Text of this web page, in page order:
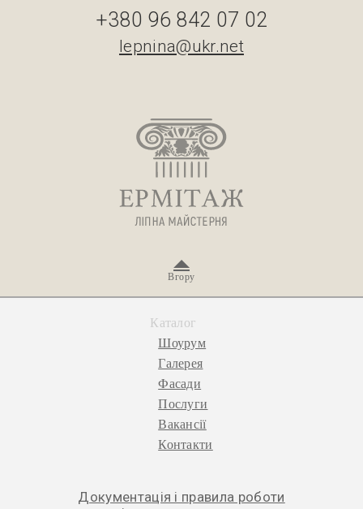
+380 96 842 07 02
lepnina@ukr.net
Вгору
Каталог
Шоурум
Галерея
Фасади
Послуги
Вакансії
Контакти
Документація і правила роботи